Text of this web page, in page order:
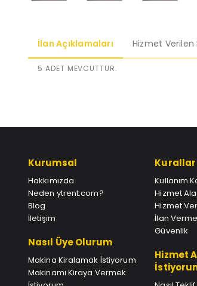
İlan Açıklamaları Hizmet Verilen
5 ADET MEVCUTTUR.
Kurumsal
Hakkımızda
Neden ytrent.com?
Blog
İletişim
Nasıl Üye Olurum
Makina Kiralamak İstiyorum
Makinamı Kiraya Vermek
Kurallar
Kullanım
Hizmet
Hizmet
İlan
Güvenlik
Hizmet